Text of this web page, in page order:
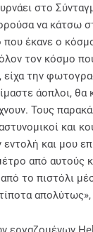
στο
να κάτσω
που έκανε ο
τον κόσμο
είχα την
άοπλοι,
Τους
και
εντολή και μου
από αυτούς
το πιστόλι